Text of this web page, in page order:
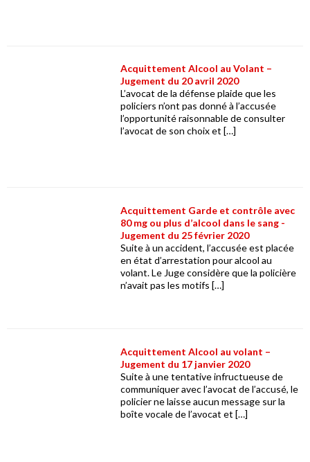
Acquittement Alcool au Volant –
Jugement du 20 avril 2020
L’avocat de la défense plaide que les
policiers n’ont pas donné à l’accusée
l’opportunité raisonnable de consulter
l’avocat de son choix et […]
Acquittement Garde et contrôle avec
80 mg ou plus d’alcool dans le sang -
Jugement du 25 février 2020
Suite à un accident, l’accusée est placée
en état d’arrestation pour alcool au
volant. Le Juge considère que la policière
n’avait pas les motifs […]
Acquittement Alcool au volant –
Jugement du 17 janvier 2020
Suite à une tentative infructueuse de
communiquer avec l’avocat de l’accusé, le
policier ne laisse aucun message sur la
boîte vocale de l’avocat et […]